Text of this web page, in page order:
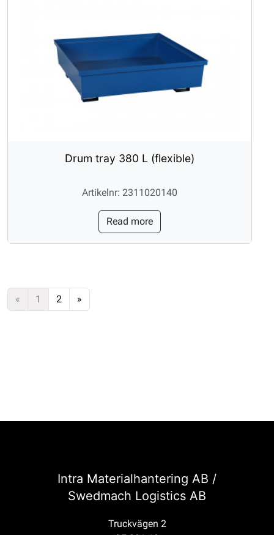
Drum tray 380 L (flexible)
Artikelnr: 2311020140
Read more
« 1 2 »
Intra Materialhantering AB /
Swedmach Logistics AB
Truckvägen 2